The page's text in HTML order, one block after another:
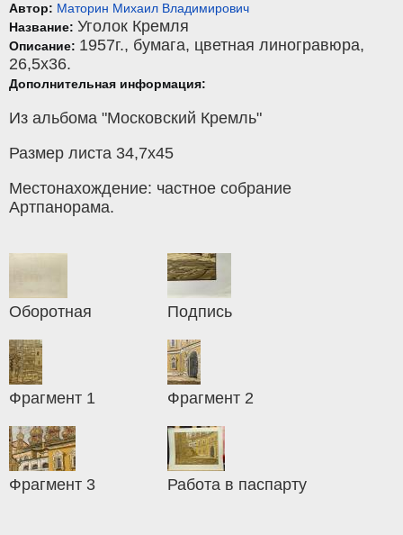
Автор: Маторин Михаил Владимирович
Название: Уголок Кремля
Описание: 1957г., бумага, цветная линогравюра,
26,5x36.
Дополнительная информация:
Из альбома "Московский Кремль"
Размер листа 34,7х45
Местонахождение: частное собрание
Артпанорама.
Оборотная Подпись
Фрагмент 1 Фрагмент 2
Фрагмент 3 Работа в паспарту